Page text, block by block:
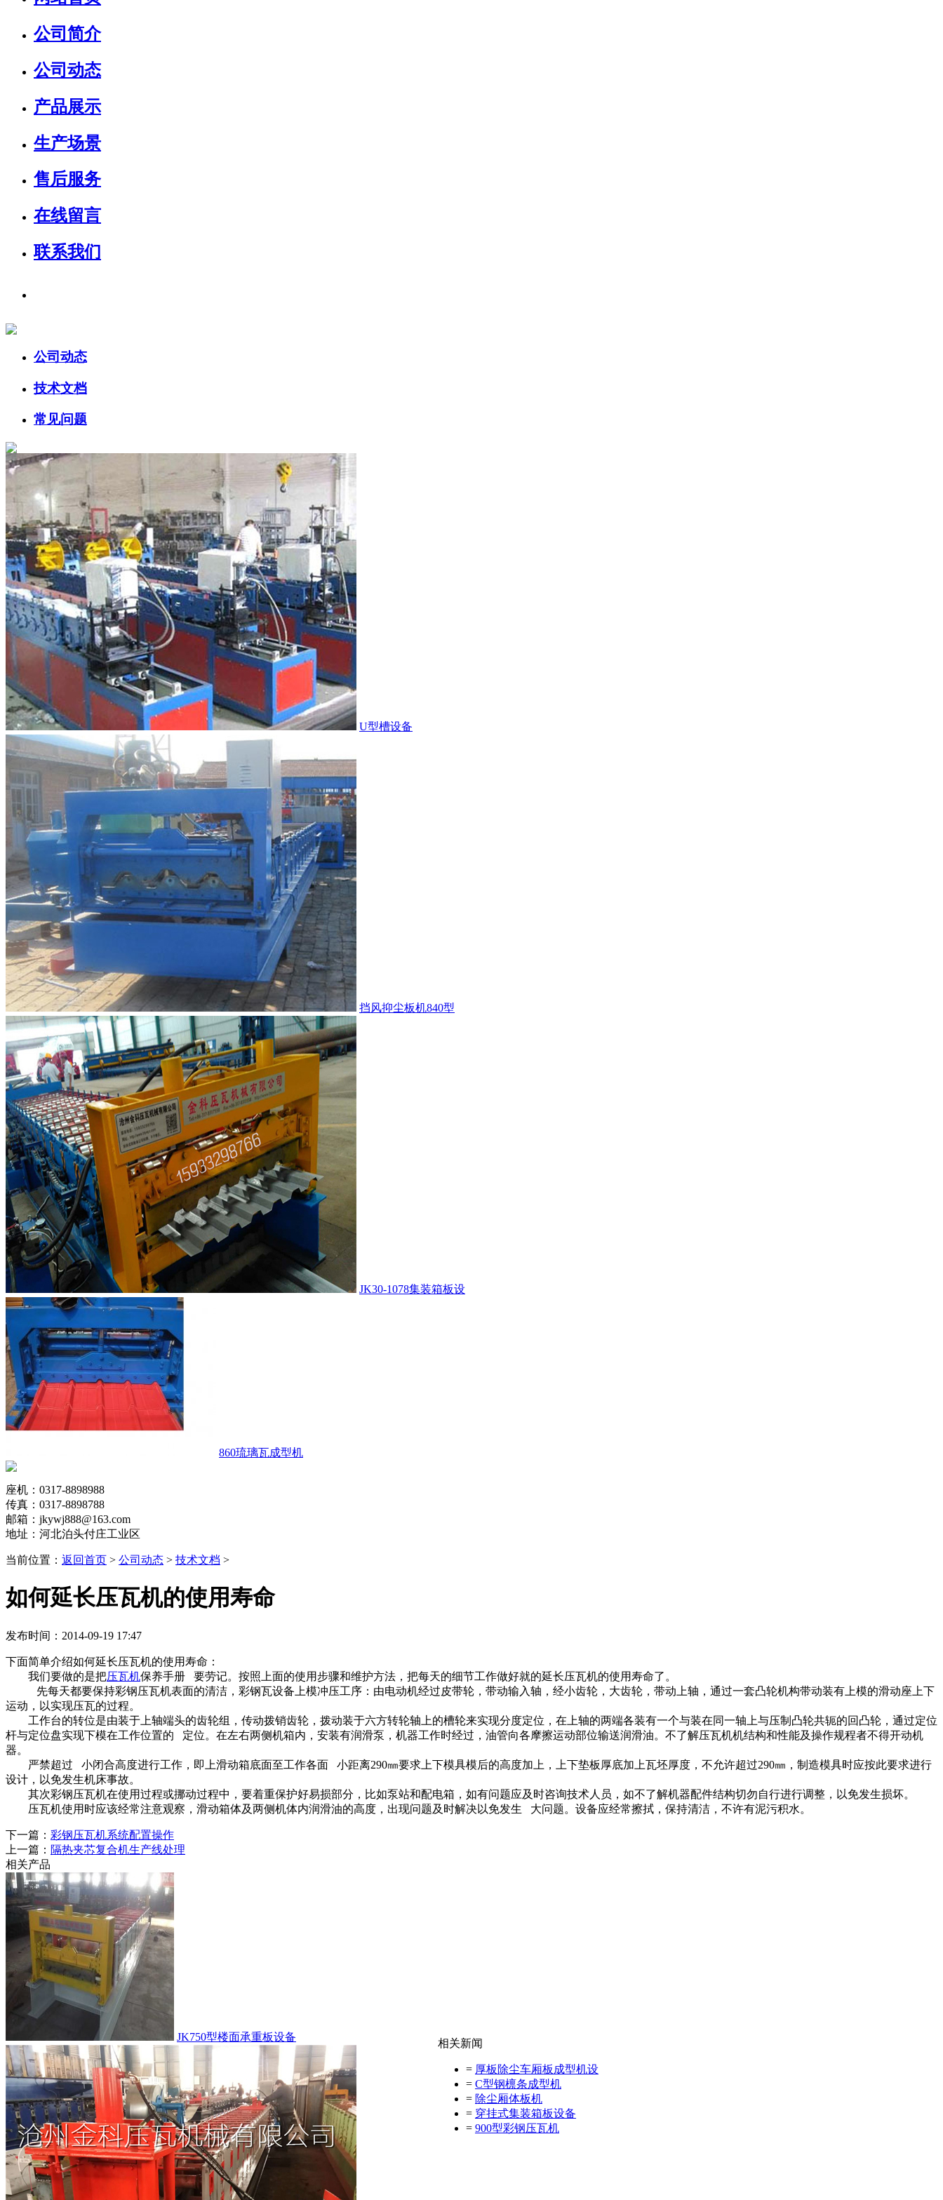
公司简介
公司动态
产品展示
生产场景
售后服务
在线留言
联系我们
公司动态
技术文档
常见问题
U型槽设备
挡风抑尘板机840型
JK30-1078集装箱板设
860琉璃瓦成型机
座机：0317-8898988
传真：0317-8898788
邮箱：jkywj888@163.com
地址：河北泊头付庄工业区
当前位置： 返回首页 > 公司动态 > 技术文档 >
如何延长压瓦机的使用寿命
发布时间：2014-09-19 17:47
下面简单介绍如何延长压瓦机的使用寿命：
我们要做的是把压瓦机保养手册 要劳记。按照上面的使用步骤和维护方法，把每天的细节工作做好就的延长压瓦机的使用寿命了。
先每天都要保持彩钢压瓦机表面的清洁，彩钢瓦设备上模冲压工序：由电动机经过皮带轮，带动输入轴，经小齿轮，大齿轮，带动上轴，通过一套凸轮机构带动装有上模的滑动座上下
运动，以实现压瓦的过程。
工作台的转位是由装于上轴端头的齿轮组，传动拨销齿轮，拨动装于六方转轮轴上的槽轮来实现分度定位，在上轴的两端各装有一个与装在同一轴上与压制凸轮共轭的回凸轮，通过定位
杆与定位盘实现下模在工作位置的 定位。在左右两侧机箱内，安装有润滑泵，机器工作时经过，油管向各摩擦运动部位输送润滑油。不了解压瓦机机结构和性能及操作规程者不得开动机
器。
严禁超过 小闭合高度进行工作，即上滑动箱底面至工作各面 小距离290㎜要求上下模具模后的高度加上，上下垫板厚底加上瓦坯厚度，不允许超过290㎜，制造模具时应按此要求进行
设计，以免发生机床事故。
其次彩钢压瓦机在使用过程或挪动过程中，要着重保护好易损部分，比如泵站和配电箱，如有问题应及时咨询技术人员，如不了解机器配件结构切勿自行进行调整，以免发生损坏。
压瓦机使用时应该经常注意观察，滑动箱体及两侧机体内润滑油的高度，出现问题及时解决以免发生 大问题。设备应经常擦拭，保持清洁，不许有泥污积水。
下一篇： 彩钢压瓦机系统配置操作
上一篇： 隔热夹芯复合机生产线处理
相关产品
JK750型楼面承重板设备
相关新闻
= 厚板除尘车厢板成型机设
= C型钢檩条成型机
= 除尘厢体板机
= 穿挂式集装箱板设备
= 900型彩钢压瓦机